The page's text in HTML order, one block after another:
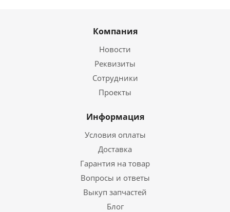
Компания
Новости
Реквизиты
Сотрудники
Проекты
Информация
Условия оплаты
Доставка
Гарантия на товар
Вопросы и ответы
Выкуп запчастей
Блог